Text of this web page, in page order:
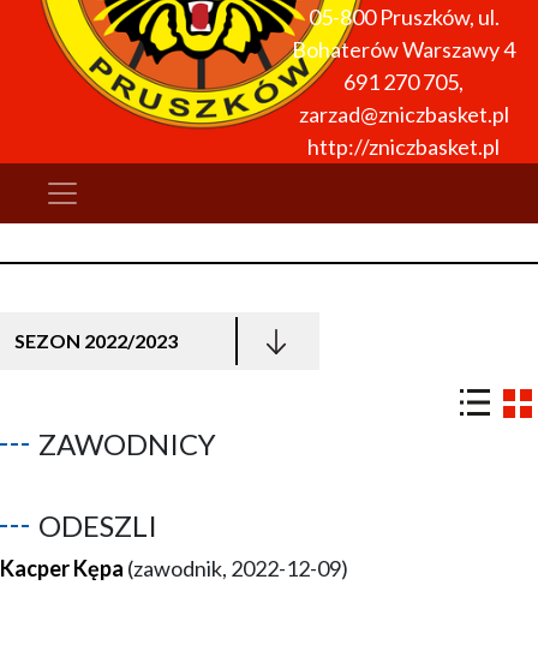
05-800 Pruszków, ul.
Bohaterów Warszawy 4
691 270 705,
zarzad@zniczbasket.pl
http://zniczbasket.pl
SEZON 2022/2023
ZAWODNICY
ODESZLI
Kacper Kępa (zawodnik, 2022-12-09)